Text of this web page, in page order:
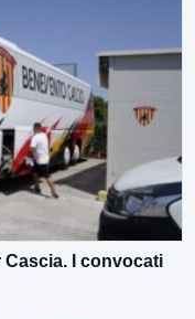
I convocati